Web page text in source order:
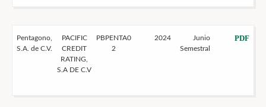
Pentagono,
S.A. de C.V.
PACIFIC
CREDIT
RATING,
S.A DE C.V
PBPENTA0
2
2024
Junio
Semestral
PDF